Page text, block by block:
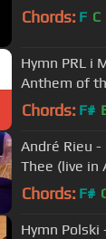
Chords: F C
Hymn PRL i
Anthem of
Republic
Chords: F#
André Rieu -
Thee
Chords: F#
Hymn Polski